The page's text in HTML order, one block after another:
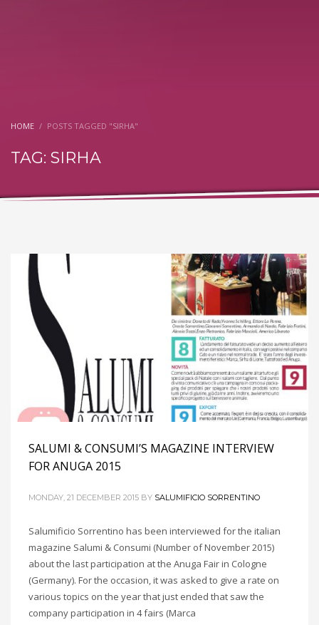
HOME POSTS TAGGED "SIRHA"
TAG: SIRHA
SALUMI & CONSUMI’S MAGAZINE INTERVIEW
FOR ANUGA 2015
MONDAY, 21 DECEMBER 2015 BY SALUMIFICIO SORRENTINO
Salumificio Sorrentino has been interviewed for the italian
magazine Salumi & Consumi (Number of November 2015)
about the last participation at the Anuga Fair in Cologne
(Germany). For the occasion, it was asked to give a rate on
various topics on the year that just ended that saw the
company participation in 4 fairs (Marca